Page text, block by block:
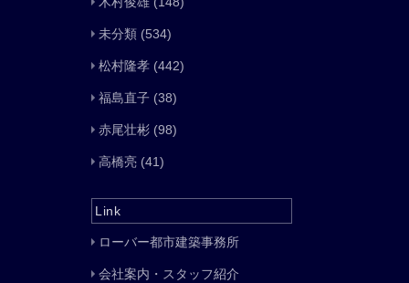
未分類 (534)
松村隆孝 (442)
福島直子 (38)
赤尾壮彬 (98)
高橋亮 (41)
Link
ローバー都市建築事務所
会社案内・スタッフ紹介